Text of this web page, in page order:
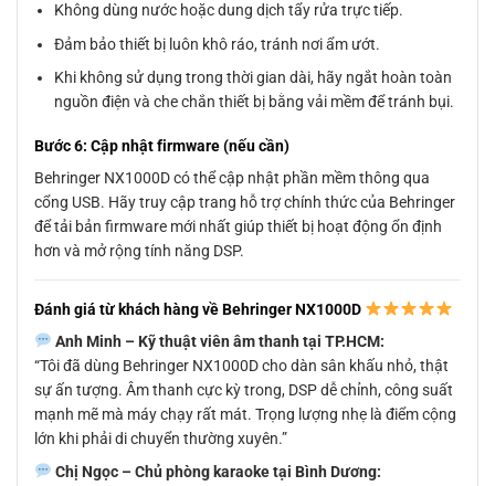
Không dùng nước hoặc dung dịch tẩy rửa trực tiếp.
Đảm bảo thiết bị luôn khô ráo, tránh nơi ẩm ướt.
Khi không sử dụng trong thời gian dài, hãy ngắt hoàn toàn
nguồn điện và che chắn thiết bị bằng vải mềm để tránh bụi.
Bước 6: Cập nhật firmware (nếu cần)
Behringer NX1000D có thể cập nhật phần mềm thông qua
cổng USB. Hãy truy cập trang hỗ trợ chính thức của Behringer
để tải bản firmware mới nhất giúp thiết bị hoạt động ổn định
hơn và mở rộng tính năng DSP.
Đánh giá từ khách hàng về Behringer NX1000D
Anh Minh – Kỹ thuật viên âm thanh tại TP.HCM:
“Tôi đã dùng Behringer NX1000D cho dàn sân khấu nhỏ, thật
sự ấn tượng. Âm thanh cực kỳ trong, DSP dễ chỉnh, công suất
mạnh mẽ mà máy chạy rất mát. Trọng lượng nhẹ là điểm cộng
lớn khi phải di chuyển thường xuyên.”
Chị Ngọc – Chủ phòng karaoke tại Bình Dương: